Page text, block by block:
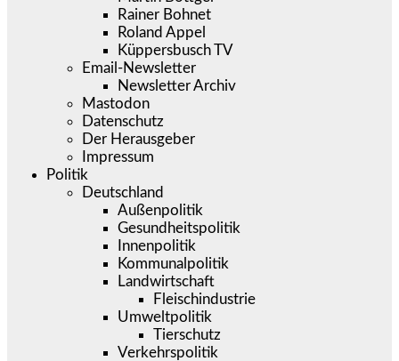
Rainer Bohnet
Roland Appel
Küppersbusch TV
Email-Newsletter
Newsletter Archiv
Mastodon
Datenschutz
Der Herausgeber
Impressum
Politik
Deutschland
Außenpolitik
Gesundheitspolitik
Innenpolitik
Kommunalpolitik
Landwirtschaft
Fleischindustrie
Umweltpolitik
Tierschutz
Verkehrspolitik